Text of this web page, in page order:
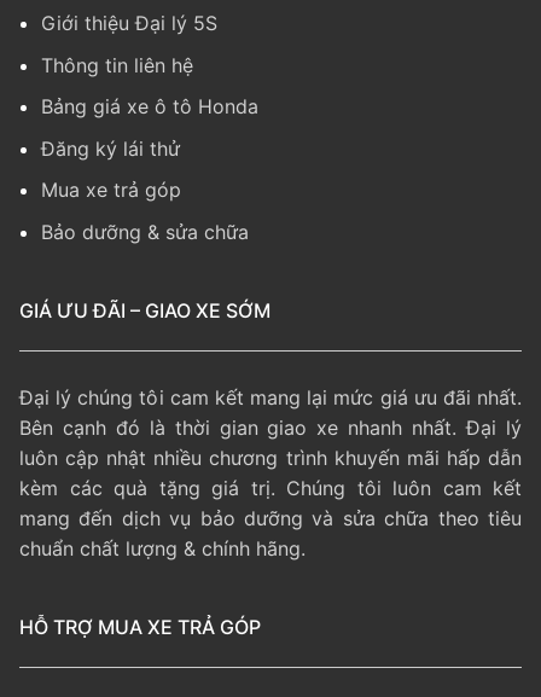
Giới thiệu Đại lý 5S
Thông tin liên hệ
Bảng giá xe ô tô Honda
Đăng ký lái thử
Mua xe trả góp
Bảo dưỡng & sửa chữa
GIÁ ƯU ĐÃI – GIAO XE SỚM
Đại lý chúng tôi cam kết mang lại mức giá ưu đãi nhất.
Bên cạnh đó là thời gian giao xe nhanh nhất. Đại lý
luôn cập nhật nhiều chương trình khuyến mãi hấp dẫn
kèm các quà tặng giá trị. Chúng tôi luôn cam kết
mang đến dịch vụ bảo dưỡng và sửa chữa theo tiêu
chuẩn chất lượng & chính hãng.
HỖ TRỢ MUA XE TRẢ GÓP